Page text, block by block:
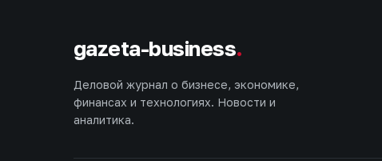
gazeta-business.
Деловой журнал о бизнесе, экономике,
финансах и технологиях. Новости и
аналитика.